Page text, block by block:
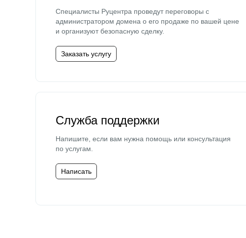
Специалисты Руцентра проведут переговоры с
администратором домена о его продаже по вашей цене
и организуют безопасную сделку.
Заказать услугу
Служба поддержки
Напишите, если вам нужна помощь или консультация
по услугам.
Написать